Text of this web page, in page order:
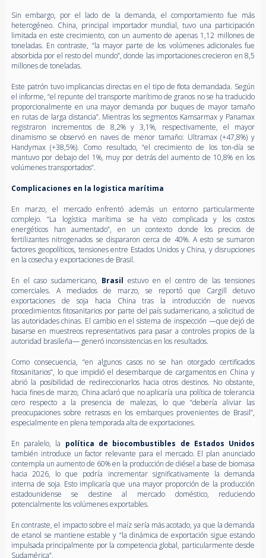
Sin embargo, por el lado de la demanda, el comportamiento fue más
heterogéneo. China, principal importador mundial, tuvo una participación
limitada en este crecimiento, con un aumento de apenas 1,12 millones de
toneladas. En contraste, “la mayor parte de los volúmenes adicionales fue
absorbida por el resto del mundo”, donde las importaciones crecieron en 8,5
millones de toneladas.
Este patrón tuvo implicancias directas en el tipo de flota demandada. Según
el informe, “el repunte del transporte marítimo de granos no se ha traducido
proporcionalmente en una mayor demanda por buques de mayor tamaño
en rutas de larga distancia”. Mientras los segmentos Kamsarmax y Panamax
registraron incrementos de 8,2% y 3,1%, respectivamente, el mayor
dinamismo se observó en naves de menor tamaño: Ultramax (+47,8%) y
Handymax (+38,5%). Como resultado, “el crecimiento de los ton-día se
mantuvo por debajo del 1%, muy por detrás del aumento de 10,8% en los
volúmenes transportados”.
Complicaciones en la logistica marítima
En marzo, el mercado enfrentó además un entorno particularmente
complejo. “La logística marítima se ha visto complicada y los costos
energéticos han aumentado”, en un contexto donde los precios de
fertilizantes nitrogenados se dispararon cerca de 40%. A esto se sumaron
factores geopolíticos, tensiones entre Estados Unidos y China, y disrupciones
en la cosecha y exportaciones de Brasil.
En el caso sudamericano, Brasil estuvo en el centro de las tensiones
comerciales. A mediados de marzo, se reportó que Cargill detuvo
exportaciones de soja hacia China tras la introducción de nuevos
procedimientos fitosanitarios por parte del país sudamericano, a solicitud de
las autoridades chinas. El cambio en el sistema de inspección —que dejó de
basarse en muestreos representativos para pasar a controles propios de la
autoridad brasileña— generó inconsistencias en los resultados.
Como consecuencia, “en algunos casos no se han otorgado certificados
fitosanitarios”, lo que impidió el desembarque de cargamentos en China y
abrió la posibilidad de redireccionarlos hacia otros destinos. No obstante,
hacia fines de marzo, China aclaró que no aplicaría una política de tolerancia
cero respecto a la presencia de malezas, lo que “debería aliviar las
preocupaciones sobre retrasos en los embarques provenientes de Brasil”,
especialmente en plena temporada alta de exportaciones.
En paralelo, la política de biocombustibles de Estados Unidos
también introduce un factor relevante para el mercado. El plan anunciado
contempla un aumento de 60% en la producción de diésel a base de biomasa
hacia 2026, lo que podría incrementar significativamente la demanda
interna de soja. Esto implicaría que una mayor proporción de la producción
estadounidense se destine al mercado doméstico, reduciendo
potencialmente los volúmenes exportables.
En contraste, el impacto sobre el maíz sería más acotado, ya que la demanda
de etanol se mantiene estable y “la dinámica de exportación sigue estando
impulsada principalmente por la competencia global, particularmente desde
Sudamérica”.